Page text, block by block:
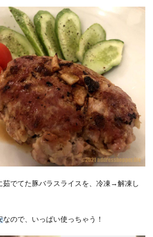
茹でてた豚バラスライスを、冷凍→解凍し
なので、いっぱい使っちゃう！